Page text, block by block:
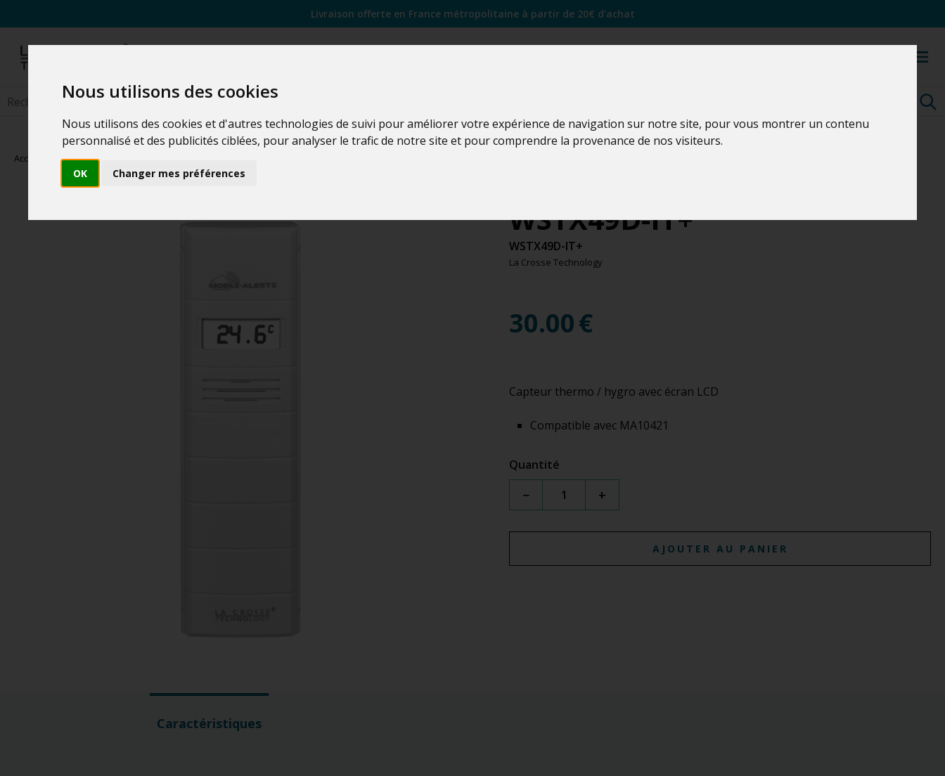
Nous utilisons des cookies
Nous utilisons des cookies et d'autres technologies de suivi pour améliorer votre expérience de navigation sur notre site, pour vous montrer un contenu
personnalisé et des publicités ciblées, pour analyser le trafic de notre site et pour comprendre la provenance de nos visiteurs.
OK Changer mes préférences
Livraison offerte en France métropolitaine à partir de 20€ d'achat
Accueil Capteurs
WSTX49D-IT+
WSTX49D-IT+
La Crosse Technology
30.00€
Capteur thermo / hygro avec écran LCD
Compatible avec MA10421
Quantité
− +
AJOUTER AU PANIER
Caractéristiques